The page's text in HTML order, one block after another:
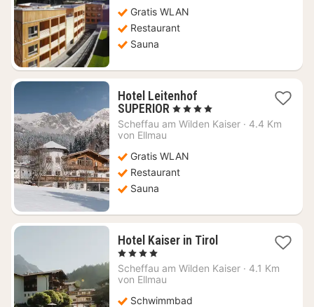
121,82
€
Gratis WLAN
Restaurant
Sauna
Hotel Leitenhof
SUPERIOR 1
Nacht
€
, 4 Sterne
Scheffau am Wilden Kaiser · 4.4 Km
von Ellmau
Gratis WLAN
Restaurant
Sauna
Hotel Kaiser in Tirol1
ab
, 4 Sterne
Scheffau am Wilden Kaiser · 4.1 Km
von Ellmau
Schwimmbad